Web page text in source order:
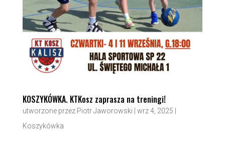
KOSZYKÓWKA. KTKosz zaprasza na treningi!
utworzone przez Piotr Jaworowski | wrz 4, 2025 |
Koszykówka